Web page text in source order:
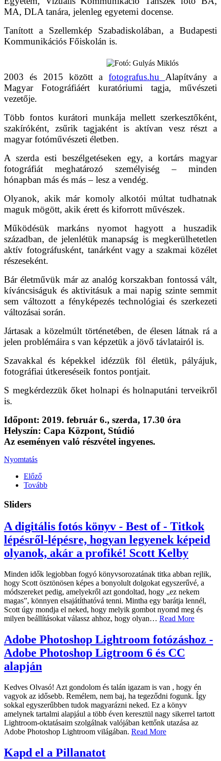
MA, DLA tanára, jelenleg egyetemi docense.
Tanított a Szellemkép Szabadiskolában, a Budapesti
Kommunikációs Főiskolán is.
2003 és 2015 között afotografus.hu Alapítvány a
Magyar Fotográfiáért kuratóriumi tagja, művészeti
vezetője.
Több fontos kurátori munkája mellett szerkesztőként,
szakíróként, zsűrik tagjaként is aktívan vesz részt a
magyar fotóművészeti életben.
A szerda esti beszélgetéseken egy, a kortárs magyar
fotográfiát meghatározó személyiség – minden
hónapban más és más – lesz a vendég.
Olyanok, akik már komoly alkotói múltat tudhatnak
maguk mögött, akik érett és kiforrott művészek.
Működésük markáns nyomot hagyott a huszadik
században, de jelenlétük manapság is megkerülhetetlen
aktív fotográfusként, tanárként vagy a szakmai közélet
részeseként.
Bár életművük már az analóg korszakban fontossá vált,
kíváncsiságuk és aktivitásuk a mai napig szinte semmit
sem változott a fényképezés technológiai és szerkezeti
változásai során.
Jártasak a közelmúlt történetében, de élesen látnak rá a
jelen problémáira s van képzetük a jövő távlatairól is.
Szavakkal és képekkel idézzük föl életük, pályájuk,
fotográfiai útkereséseik fontos pontjait.
S megkérdezzük őket holnapi és holnaputáni terveikről
is.
Időpont: 2019. február 6., szerda, 17.30 óra
Helyszín: Capa Központ, Stúdió
Az eseményen való részvétel ingyenes.
Nyomtatás
Előző
Tovább
Sliders
A digitális fotós könyv - Best of - Titkok
lépésről-lépésre, hogyan legyenek képeid
olyanok, akár a profiké! Scott Kelby
Minden idők legjobban fogyó könyvsorozatának titka abban rejlik,
hogy Scott ösztönösen képes a bonyolult dolgokat egyszerűvé, a
módszereket pedig, amelyekről azt gondoltad, hogy „ez nekem
magas”, könnyen elsajátíthatóvá tenni. Mintha egy barátja lennél,
Scott úgy mondja el neked, hogy melyik gombot nyomd meg és
milyen beállításokat válassz ahhoz, hogy olyan… Read More
Adobe Photoshop Lightroom fotózáshoz -
Adobe Photoshop Ligtroom 6 és CC
alapján
Kedves Olvasó! Azt gondolom és talán igazam is van , hogy én
vagyok az idősebb. Remélem, nem baj, ha tegeződni fogunk. Így
sokkal egyszerűbben tudok magyarázni neked. Ez a könyv
amelynek tartalmi alapjául a több éven keresztül nagy sikerrel tartott
Lightroom-oktatásaim szolgálnak valójában kettőnk utazása az
Adobe Photoshop Lightroom világában. Read More
Kapd el a Pillanatot